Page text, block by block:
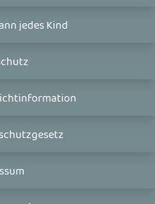
jedes Kind